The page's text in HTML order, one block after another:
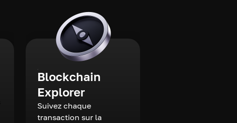
Blockchain
Explorer
Suivez chaque
transaction sur la